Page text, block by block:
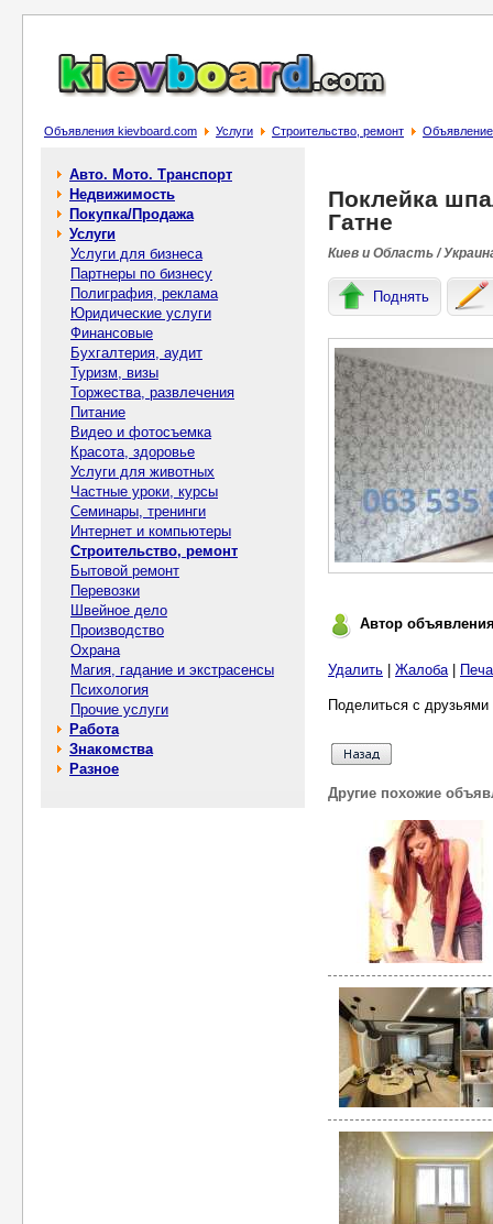
Объявления kievboard.com Услуги Строительство, ремонт
Авто. Мото. Транспорт
Недвижимость
Покупка/Продажа
Услуги
Услуги для бизнеса
Партнеры по бизнесу
Полиграфия, реклама
Юридические услуги
Финансовые
Бухгалтерия, аудит
Туризм, визы
Торжества, развлечения
Питание
Видео и фотосъемка
Красота, здоровье
Услуги для животных
Частные уроки, курсы
Семинары, тренинги
Интернет и компьютеры
Строительство, ремонт
Бытовой ремонт
Перевозки
Швейное дело
Производство
Охрана
Магия, гадание и экстрасенсы
Психология
Прочие услуги
Работа
Знакомства
Разное
Поклейка
Гатне
Киев и Область /
Поднять
Автор
Удалить Жалоба|
Поделиться с
Другие похожие